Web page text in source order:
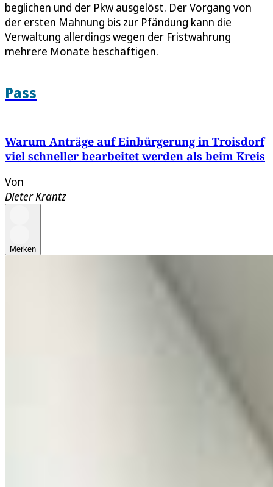
beglichen und der Pkw ausgelöst. Der Vorgang von
der ersten Mahnung bis zur Pfändung kann die
Verwaltung allerdings wegen der Fristwahrung
mehrere Monate beschäftigen.
Pass
Warum Anträge auf Einbürgerung in Troisdorf
viel schneller bearbeitet werden als beim Kreis
Von
Dieter Krantz
Merken